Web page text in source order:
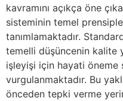
kavramını açıkça öne
sisteminin temel
tanımlamaktadır.
temelli düşüncenin kalite
işleyişi için hayati öneme
vurgulanmaktadır. Bu
önceden tepki verme